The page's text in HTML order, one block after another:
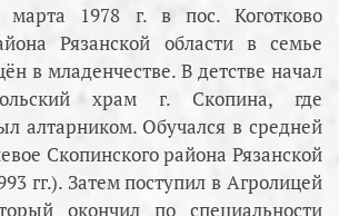
марта 1978 г. в пос. Коготково
Рязанской области в семье
в младенчестве. В детстве начал
храм г. Скопина, где
алтарником. Обучался в средней
Скопинского района Рязанской
гг.). Затем поступил в Агролицей
окончил по специальности